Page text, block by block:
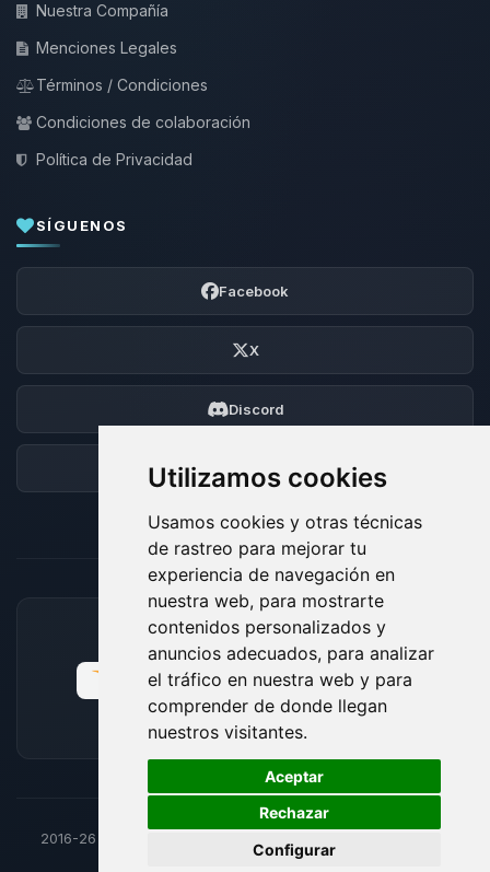
Utilizamos cookies
Usamos cookies y otras técnicas
de rastreo para mejorar tu
experiencia de navegación en
nuestra web, para mostrarte
contenidos personalizados y
anuncios adecuados, para analizar
el tráfico en nuestra web y para
comprender de donde llegan
nuestros visitantes.
Aceptar
Rechazar
Configurar
Nuestra Compañía
Menciones Legales
Términos / Condiciones
Condiciones de colaboración
Política de Privacidad
SÍGUENOS
Facebook
X
Discord
Foro
MÉTODOS DE PAGO ACEPTADOS
2016-26
ByteLogic
🍪